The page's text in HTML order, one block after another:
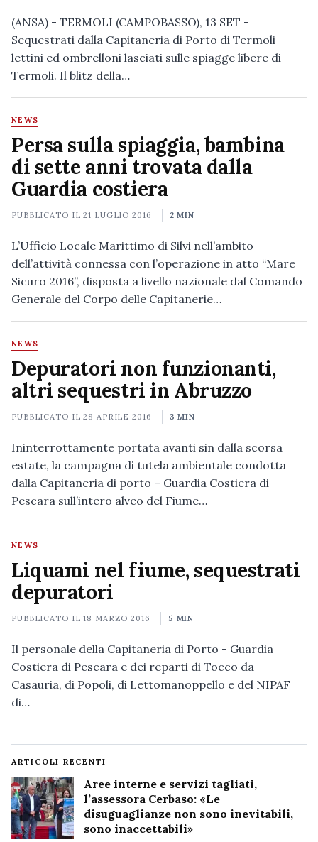
(ANSA) - TERMOLI (CAMPOBASSO), 13 SET -
Sequestrati dalla Capitaneria di Porto di Termoli
lettini ed ombrelloni lasciati sulle spiagge libere di
Termoli. Il blitz della…
NEWS
Persa sulla spiaggia, bambina
di sette anni trovata dalla
Guardia costiera
PUBBLICATO IL21 LUGLIO 2016 2 MIN
L’Ufficio Locale Marittimo di Silvi nell’ambito
dell’attività connessa con l’operazione in atto “Mare
Sicuro 2016”, disposta a livello nazionale dal Comando
Generale del Corpo delle Capitanerie…
NEWS
Depuratori non funzionanti,
altri sequestri in Abruzzo
PUBBLICATO IL28 APRILE 2016 3 MIN
Ininterrottamente portata avanti sin dalla scorsa
estate, la campagna di tutela ambientale condotta
dalla Capitaneria di porto – Guardia Costiera di
Pescara sull’intero alveo del Fiume…
NEWS
Liquami nel fiume, sequestrati
depuratori
PUBBLICATO IL18 MARZO 2016 5 MIN
Il personale della Capitaneria di Porto - Guardia
Costiera di Pescara e dei reparti di Tocco da
Casauria, di Popoli, di Lettomanoppello e del NIPAF
di…
ARTICOLI RECENTI
Aree interne e servizi tagliati,
l’assessora Cerbaso: «Le
disuguaglianze non sono inevitabili,
sono inaccettabili»